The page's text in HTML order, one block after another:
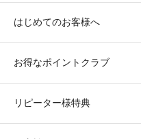
はじめてのお客様へ
お得なポイントクラブ
リピーター様特典